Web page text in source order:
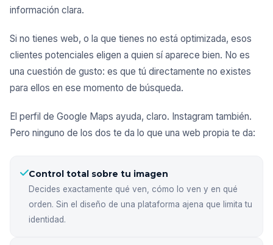
información clara.
Si no tienes web, o la que tienes no está optimizada, esos
clientes potenciales eligen a quien sí aparece bien. No es
una cuestión de gusto: es que tú directamente no existes
para ellos en ese momento de búsqueda.
El perfil de Google Maps ayuda, claro. Instagram también.
Pero ninguno de los dos te da lo que una web propia te da:
Control total sobre tu imagen
Decides exactamente qué ven, cómo lo ven y en qué
orden. Sin el diseño de una plataforma ajena que limita tu
identidad.